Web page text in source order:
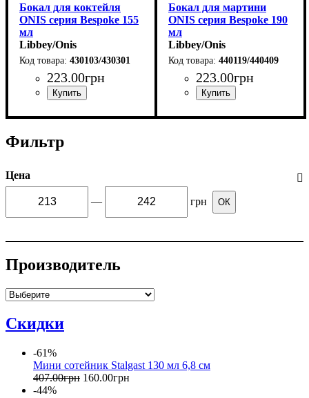
Бокал для коктейля
ONIS серия Bespoke 155
мл
Libbey/Onis
430103/430301
223.00грн
Бокал для мартини
ONIS серия Bespoke 190
мл
Libbey/Onis
440119/440409
223.00грн
Фильтр
Цена
— грн ОК
Производитель
Скидки
-61%
Мини сотейник Stalgast 130 мл 6,8 см
407.00грн 160.00грн
-44%